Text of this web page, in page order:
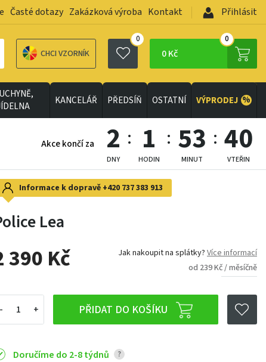
Časté dotazy Zakázková výroba Kontakt Přihlásit
CHCI VZORNÍK
0
0 Kč
0
KANCELÁŘ PŘEDSÍŇ OSTATNÍ VÝPRODEJ %
Akce končí za 2
DNY
1
HODIN
53
MINUT
38
VTEŘIN
Informace k dopravě +420 737 383 913
Lea
390 Kč Jak nakoupit na splátky? Více informací
od 239 Kč / měsíčně
PŘIDAT DO KOŠÍKU
Doručíme do 2-8 týdnů ?